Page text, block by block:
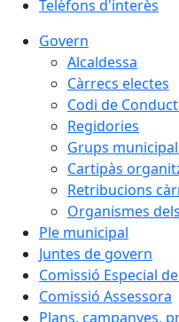
Telèfons d'interès
Govern
Alcaldessa
Càrrecs electes
Codi de
Regidories
Grups
Cartipàs
Retribucions
Organismes
Ple municipal
Juntes de govern
Comissió Especial
Comissió Assessora
Plans, campanyes,